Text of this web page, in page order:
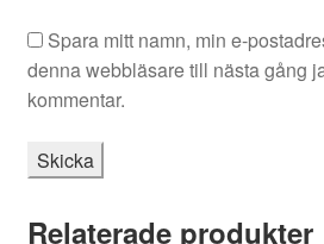
Spara mitt namn, min e-
denna webbläsare till nästa gång
kommentar.
Relaterade produkter